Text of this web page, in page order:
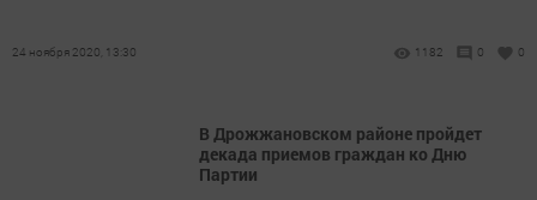
24 ноября 2020, 13:30 1182 0 0
В Дрожжановском районе пройдет
декада приемов граждан ко Дню
Партии